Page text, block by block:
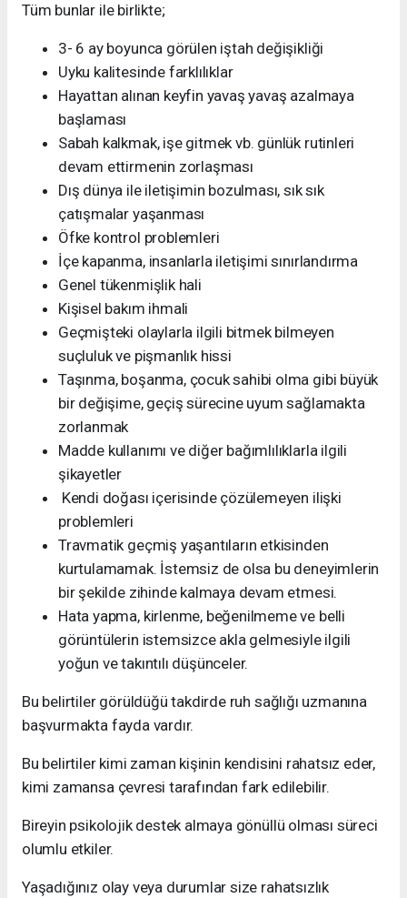
Tüm bunlar ile birlikte;
3- 6 ay boyunca görülen iştah değişikliği
Uyku kalitesinde farklılıklar
Hayattan alınan keyfin yavaş yavaş azalmaya
başlaması
Sabah kalkmak, işe gitmek vb. günlük rutinleri
devam ettirmenin zorlaşması
Dış dünya ile iletişimin bozulması, sık sık
çatışmalar yaşanması
Öfke kontrol problemleri
İçe kapanma, insanlarla iletişimi sınırlandırma
Genel tükenmişlik hali
Kişisel bakım ihmali
Geçmişteki olaylarla ilgili bitmek bilmeyen
suçluluk ve pişmanlık hissi
Taşınma, boşanma, çocuk sahibi olma gibi büyük
bir değişime, geçiş sürecine uyum sağlamakta
zorlanmak
Madde kullanımı ve diğer bağımlılıklarla ilgili
şikayetler
Kendi doğası içerisinde çözülemeyen ilişki
problemleri
Travmatik geçmiş yaşantıların etkisinden
kurtulamamak. İstemsiz de olsa bu deneyimlerin
bir şekilde zihinde kalmaya devam etmesi.
Hata yapma, kirlenme, beğenilmeme ve belli
görüntülerin istemsizce akla gelmesiyle ilgili
yoğun ve takıntılı düşünceler.
Bu belirtiler görüldüğü takdirde ruh sağlığı uzmanına
başvurmakta fayda vardır.
Bu belirtiler kimi zaman kişinin kendisini rahatsız eder,
kimi zamansa çevresi tarafından fark edilebilir.
Bireyin psikolojik destek almaya gönüllü olması süreci
olumlu etkiler.
Yaşadığınız olay veya durumlar size rahatsızlık